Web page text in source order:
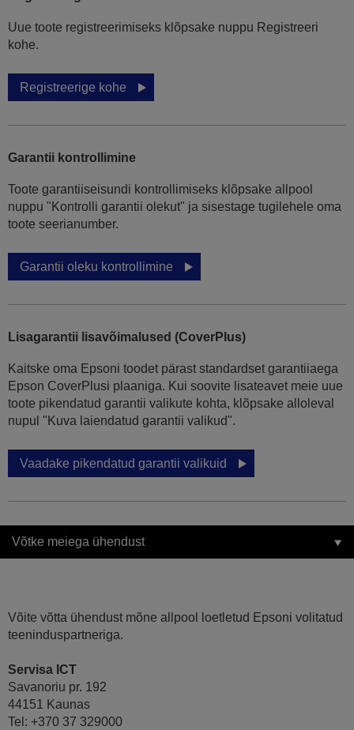
Uue toote registreerimiseks klõpsake nuppu Registreeri
kohe.
Registreerige kohe
Garantii kontrollimine
Toote garantiiseisundi kontrollimiseks klõpsake allpool
nuppu "Kontrolli garantii olekut" ja sisestage tugilehele oma
toote seerianumber.
Garantii oleku kontrollimine
Lisagarantii lisavõimalused (CoverPlus)
Kaitske oma Epsoni toodet pärast standardset garantiiaega
Epson CoverPlusi plaaniga. Kui soovite lisateavet meie uue
toote pikendatud garantii valikute kohta, klõpsake alloleval
nupul "Kuva laiendatud garantii valikud".
Vaadake pikendatud garantii valikuid
Võtke meiega ühendust
Võite võtta ühendust mõne allpool loetletud Epsoni volitatud
teeninduspartneriga.
Servisa ICT
Savanoriu pr. 192
44151 Kaunas
Tel: +370 37 329000